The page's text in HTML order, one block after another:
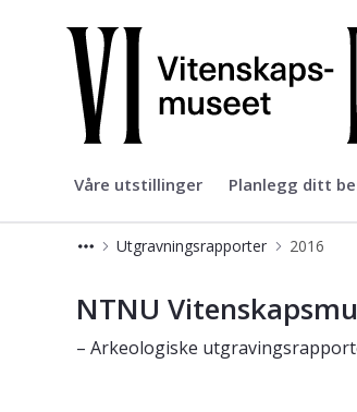
NTNU
Våre utstillinger Planlegg ditt
Utgravningsrapporter 2016
NTNU
– Arkeologiske